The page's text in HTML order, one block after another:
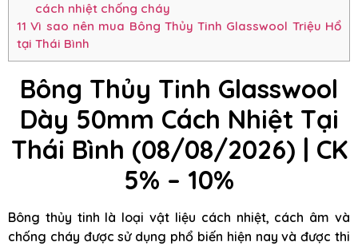
cách nhiệt chống cháy
11 Vì sao nên mua Bông Thủy Tinh Glasswool Triệu Hổ
tại Thái Bình
Bông Thủy Tinh Glasswool
Dày 50mm Cách Nhiệt Tại
Thái Bình (08/08/2026) | CK
5% – 10%
Bông thủy tinh là loại vật liệu cách nhiệt, cách âm và
chống cháy được sử dụng phổ biến hiện nay và được thi